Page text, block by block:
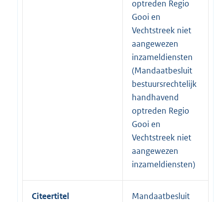
optreden Regio
Gooi en
Vechtstreek niet
aangewezen
inzameldiensten
(Mandaatbesluit
bestuursrechtelijk
handhavend
optreden Regio
Gooi en
Vechtstreek niet
aangewezen
inzameldiensten)
Citeertitel
Mandaatbesluit